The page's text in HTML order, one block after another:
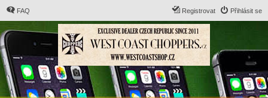
FAQ Přihlásit se
Registrovat